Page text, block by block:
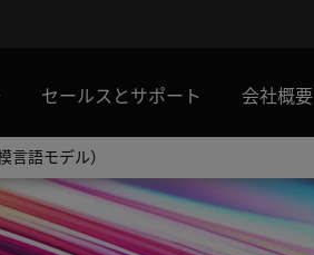
セールスとサポート 会社概要
語モデル）